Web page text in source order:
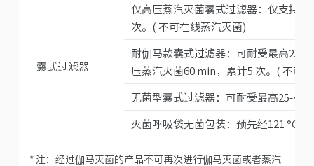
囊式过滤器
仅高压蒸汽灭菌囊式过滤器：仅支持
次。( 不可在线蒸汽灭菌)
耐伽马款囊式过滤器：可耐受最高25-
压蒸汽灭菌60 min，累计5 次。( 不可
无菌型囊式过滤器：可耐受最高25-45
灭菌呼吸袋无菌包装：预先经121 °C
* 注：经过伽马灭菌的产品不可再次进行伽马灭菌或者蒸汽